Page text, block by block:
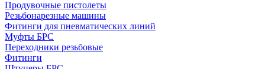
Продувочные пистолеты
Резьбонарезные машины
Фитинги для пневматических линий
Муфты БРС
Переходники резьбовые
Фитинги